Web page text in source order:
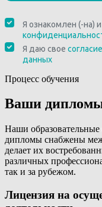
Процесс обучения
Ваши
Наши
дипломы снабжены
делает их
различных
так и за рубежом.
Лицензия на